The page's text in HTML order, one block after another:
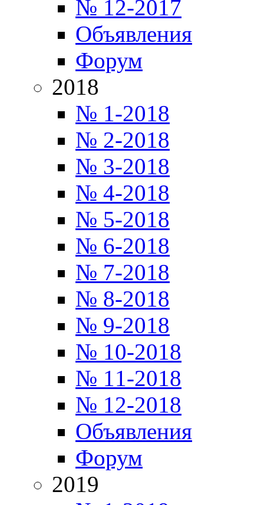
№ 12-2017
Объявления
Форум
2018
№ 1-2018
№ 2-2018
№ 3-2018
№ 4-2018
№ 5-2018
№ 6-2018
№ 7-2018
№ 8-2018
№ 9-2018
№ 10-2018
№ 11-2018
№ 12-2018
Объявления
Форум
2019